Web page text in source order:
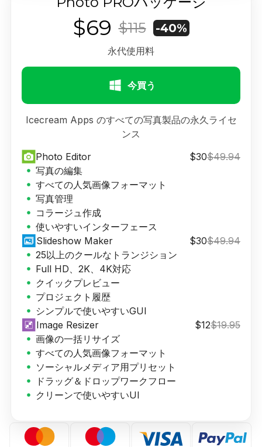
$69 $115 -40%
永代使用料
今買う
Icecream Apps のすべての写真製品の永久ライセ
ンス
Photo Editor
$30$49.94
写真の編集
すべての人気画像フォーマット
写真管理
コラージュ作成
使いやすいインターフェース
Slideshow Maker
$30$49.94
25以上のクールなトランジション
Full HD、2K、4K対応
クイックプレビュー
プロジェクト履歴
シンプルで使いやすいGUI
Image Resizer
$12$19.95
画像の一括リサイズ
すべての人気画像フォーマット
ソーシャルメディア用プリセット
ドラッグ＆ドロップワークフロー
クリーンで使いやすいUI